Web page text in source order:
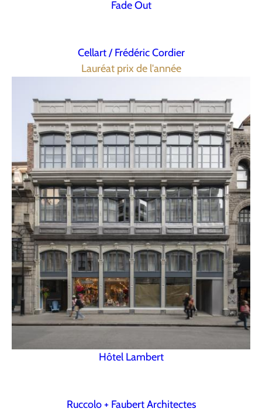
Fade Out
Cellart / Frédéric Cordier
Lauréat prix de l'année
Hôtel Lambert
Ruccolo + Faubert Architectes